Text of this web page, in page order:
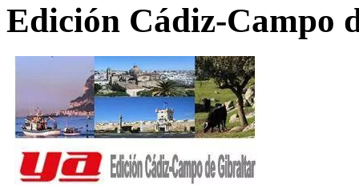
Edición Cádiz-Campo